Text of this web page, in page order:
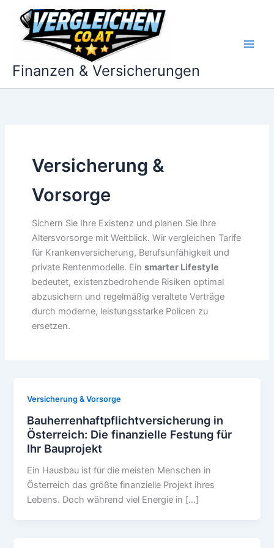
Inhalt
springen
Finanzen & Versicherungen
Versicherung &
Vorsorge
Sichern Sie Ihre Existenz und planen Sie Ihre
Altersvorsorge mit Weitblick. Wir vergleichen Tarife
für Krankenversicherung, Berufsunfähigkeit und
private Rentenmodelle. Ein smarter Lifestyle
bedeutet, existenzbedrohende Risiken optimal
abzusichern und regelmäßig veraltete Verträge
durch moderne, leistungsstarke Policen zu
ersetzen.
Versicherung & Vorsorge
Bauherrenhaftpflichtversicherung in
Österreich: Die finanzielle Festung für
Ihr Bauprojekt
Ein Hausbau ist für die meisten Menschen in
Österreich das größte finanzielle Projekt ihres
Lebens. Doch während viel Energie in […]